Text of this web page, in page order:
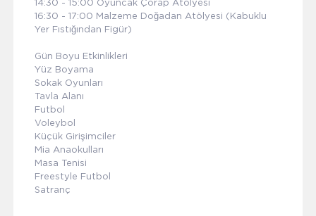
14:30 - 15:00 Oyuncak Çorap Atölyesi
16:30 - 17:00 Malzeme Doğadan Atölyesi (Kabuklu
Yer Fıstığından Figür)
Gün Boyu Etkinlikleri
Yüz Boyama
Sokak Oyunları
Tavla Alanı
Futbol
Voleybol
Küçük Girişimciler
Mia Anaokulları
Masa Tenisi
Freestyle Futbol
Satranç